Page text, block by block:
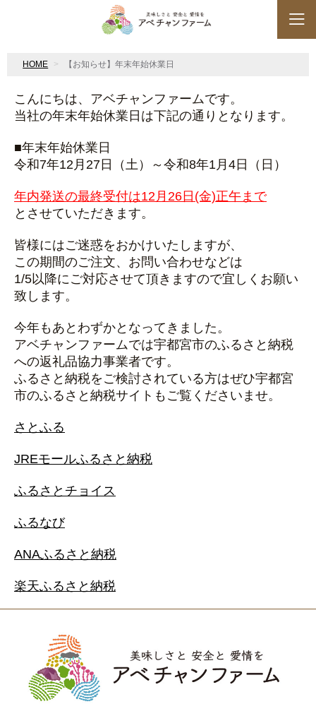
HOME 【お知らせ】年末年始休業日
こんにちは、アベチャンファームです。
当社の年末年始休業日は下記の通りとなります。
■年末年始休業日
令和7年12月27日（土）～令和8年1月4日（日）
年内発送の最終受付は12月26日(金)正午まで
とさせていただきます。
皆様にはご迷惑をおかけいたしますが、
この期間のご注文、お問い合わせなどは
1/5以降にご対応させて頂きますので宜しくお願い
致します。
今年もあとわずかとなってきました。
アベチャンファームでは宇都宮市のふるさと納税
への返礼品協力事業者です。
ふるさと納税をご検討されている方はぜひ宇都宮
市のふるさと納税サイトもご覧くださいませ。
さとふる
JREモールふるさと納税
ふるさとチョイス
ふるなび
ANAふるさと納税
楽天ふるさと納税